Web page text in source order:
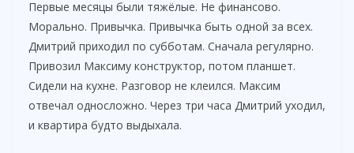
Первые месяцы были тяжёлые. Не финансово.
Морально. Привычка. Привычка быть одной за всех.
Дмитрий приходил по субботам. Сначала регулярно.
Привозил Максиму конструктор, потом планшет.
Сидели на кухне. Разговор не клеился. Максим
отвечал односложно. Через три часа Дмитрий уходил,
и квартира будто выдыхала.